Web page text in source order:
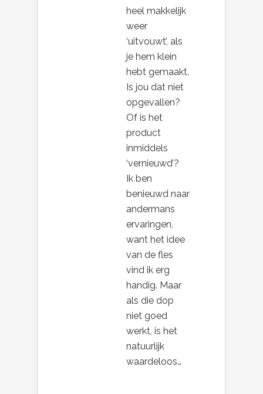
heel makkelijk
weer
‘uitvouwt’, als
je hem klein
hebt gemaakt.
Is jou dat niet
opgevallen?
Of is het
product
inmiddels
‘vernieuwd’?
Ik ben
benieuwd naar
andermans
ervaringen,
want het idee
van de fles
vind ik erg
handig. Maar
als die dop
niet goed
werkt, is het
natuurlijk
waardeloos…